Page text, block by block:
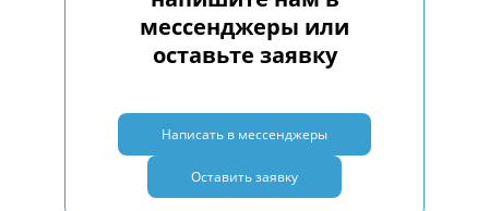
мессенджеры или
оставьте заявку
Написать в мессенджеры
Оставить заявку